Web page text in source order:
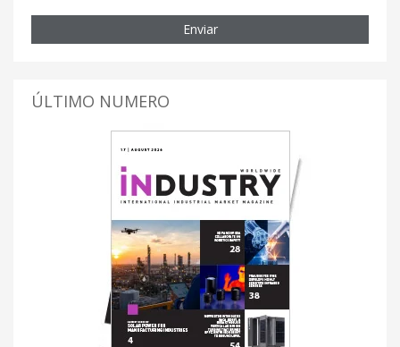
Enviar
ÚLTIMO NUMERO